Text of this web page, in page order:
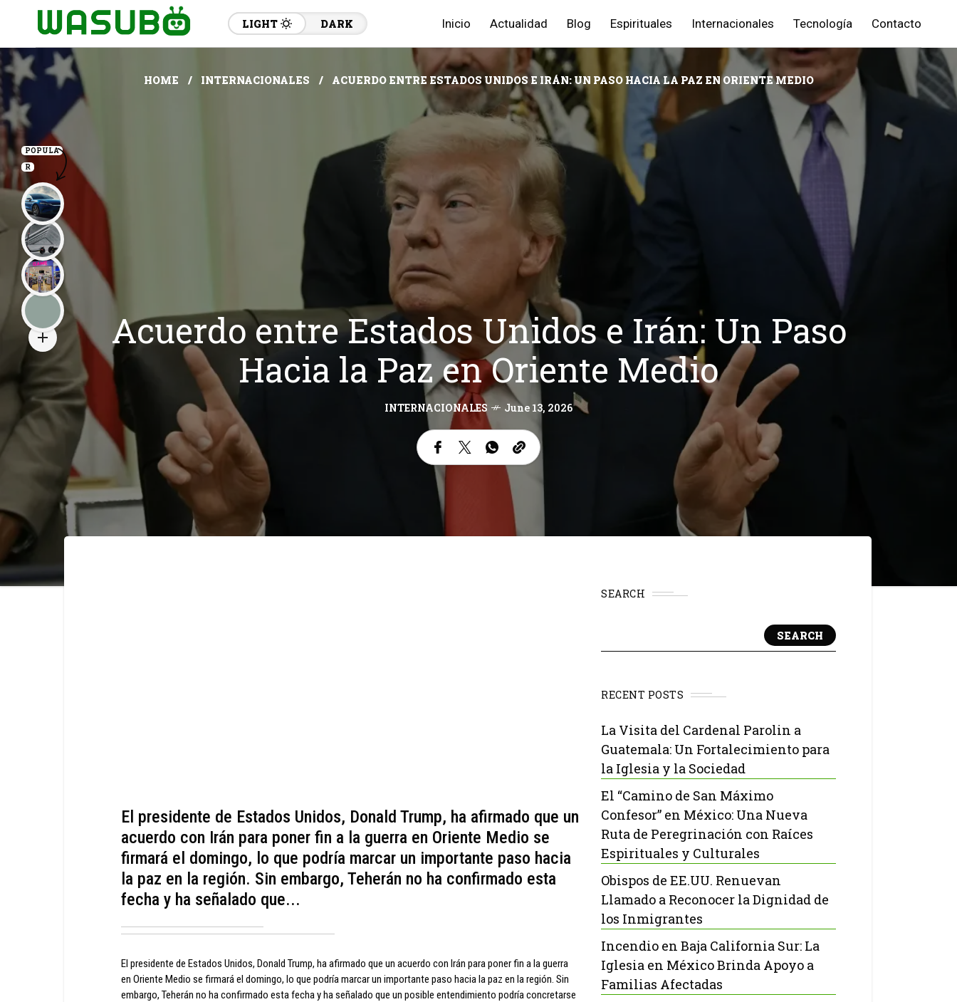
LIGHT DARK Inicio Actualidad Blog Espirituales Internacionales Tecnología Contacto
HOME INTERNACIONALES ACUERDO ENTRE ESTADOS UNIDOS E IRÁN: UN PASO HACIA LA PAZ EN ORIENTE MEDIO
Acuerdo entre Estados Unidos e Irán: Un Paso
Hacia la Paz en Oriente Medio
INTERNACIONALES June 13, 2026
El presidente de Estados Unidos, Donald Trump, ha afirmado que un
acuerdo con Irán para poner fin a la guerra en Oriente Medio se
firmará el domingo, lo que podría marcar un importante paso hacia
la paz en la región. Sin embargo, Teherán no ha confirmado esta
fecha y ha señalado que...
El presidente de Estados Unidos, Donald Trump, ha afirmado que un acuerdo con Irán para poner fin a la guerra
en Oriente Medio se firmará el domingo, lo que podría marcar un importante paso hacia la paz en la región. Sin
embargo, Teherán no ha confirmado esta fecha y ha señalado que un posible entendimiento podría concretarse
SEARCH
SEARCH
RECENT POSTS
La Visita del Cardenal Parolin a
Guatemala: Un Fortalecimiento para
la Iglesia y la Sociedad
El “Camino de San Máximo
Confesor” en México: Una Nueva
Ruta de Peregrinación con Raíces
Espirituales y Culturales
Obispos de EE.UU. Renuevan
Llamado a Reconocer la Dignidad de
los Inmigrantes
Incendio en Baja California Sur: La
Iglesia en México Brinda Apoyo a
Familias Afectadas
POPULA
R